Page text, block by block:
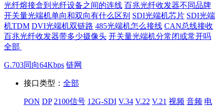
光纤熔接盒到光纤设备之间的连线 百兆光纤收发器不同品牌
开关量光端机单向和双向有什么区别 SDI光端机芯片 SDI光端
机TDM DVI光端机双链路 485光端机怎么接线 CAN总线接收
百兆光纤收发器带多少摄像头 开关量光端机分常闭或常开吗
全部
G.703同向64Kbps 链网
接口类型： 全部
PON DP 2100信号 12G-SDI V.34 V.22 V.21 视频 音频 电